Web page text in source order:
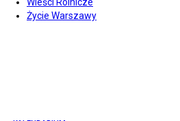
Życie Warszawy